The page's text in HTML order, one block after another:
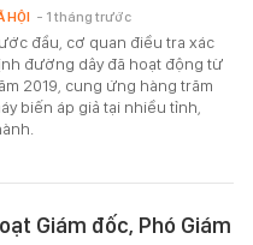
đầu, cơ quan điều tra xác
đường dây đã hoạt động từ
2019, cung ứng hàng trăm
biến áp giả tại nhiều tỉnh,
HỘI - 1 tháng trước
Giám đốc, Phó Giám